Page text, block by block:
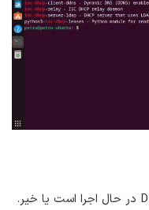
ابتدا بررسی کنید که سرویس DHCP در حال اجرا است یا خیر.